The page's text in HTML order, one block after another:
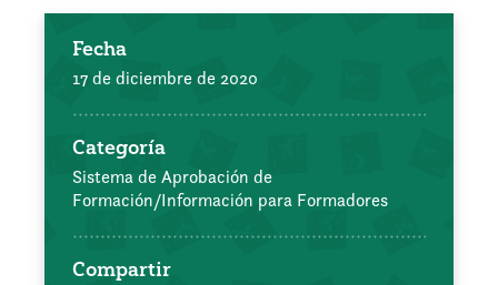
Fecha
17 de diciembre de 2020
Categoría
Sistema de Aprobación de
Formación/Información para Formadores
Compartir